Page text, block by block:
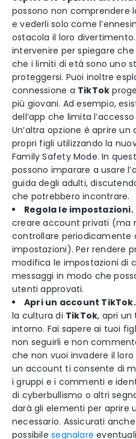
possono non comprendere
e vederli solo come
ostacola il loro
intervenire per spiegare
che i limiti di età sono uno
proteggersi. Puoi inoltre
connessione a TikTok
più giovani. Ad esempio,
dell’app che limita
Un’altra opzione è aprire un
propri figli utilizzando la
Family Safety Mode. In
possono imparare a usare
guida degli adulti,
che potrebbero incontrare.
Regola le impostazioni.
creare account privati (ma
controllare periodicamente
impostazioni). Per rendere
modifica le impostazioni di
messaggi in modo che
utenti approvati.
Apri un account TikTok.
la cultura di TikTok, apri
intorno. Fai sapere ai tuoi
non seguirli e non
che non vuoi invadere il loro
un account ti consente di
i gruppi e i commenti e
di cyberbullismo o altri
darà gli elementi per aprire
necessario. Assicurati
possibilesegnalare